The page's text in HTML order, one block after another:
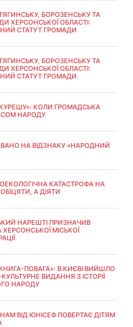
БОРОЗЕНСЬКУ ТА
ХЕРСОНСЬКОЇ ОБЛАСТІ:
СТАТУТ ГРОМАДИ
БОРОЗЕНСЬКУ ТА
ХЕРСОНСЬКОЇ ОБЛАСТІ:
СТАТУТ ГРОМАДИ
КОЛИ ГРОМАДСЬКА
НАРОДУ
НА ВІДЗНАКУ «НАРОДНИЙ
КАТАСТРОФА НА
А ДІЯТИ
НАРЕШТІ ПРИЗНАЧИВ
МІСЬКОЇ
ПОВАГА»: В КИЄВІ ВИЙШЛО
ВИДАННЯ З ІСТОРІЇ
НАРОДУ
ВІД ЮНІСЕФ ПОВЕРТАЄ ДІТЯМ